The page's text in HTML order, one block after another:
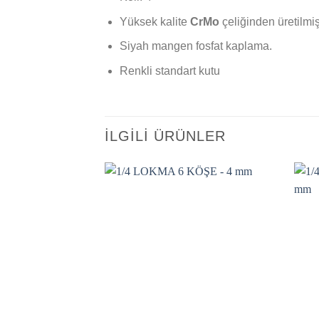
Yüksek kalite CrMo çeliğinden
Siyah mangen fosfat kaplama.
Renkli standart kutu
İLGILI ÜRÜNLER